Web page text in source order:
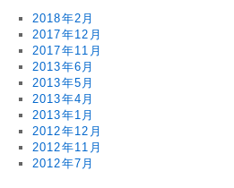
2018年2月
2017年12月
2017年11月
2013年6月
2013年5月
2013年4月
2013年1月
2012年12月
2012年11月
2012年7月